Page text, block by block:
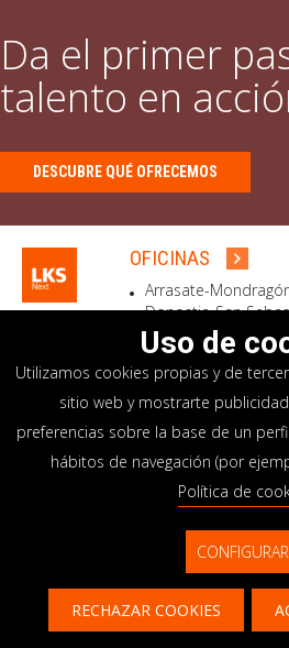
Da el primer
talento en
DESCUBRE QUÉ OFRECEMOS
OFICINAS
Arrasate-
Donostia-San
Madrid
El
SEDE SOCIAL
Goiru, 7 Arrasate-
CP 20500 GIPUZKOA –
+34 900 84 14 14
info@lksnext.com
Aviso legal
Política de cookies
Uso de
Utilizamos cookies propias y de
sitio web y mostrarte
preferencias sobre la base de un
hábitos de navegación (por
Política de
CONFIGURAR
RECHAZAR COOKIES